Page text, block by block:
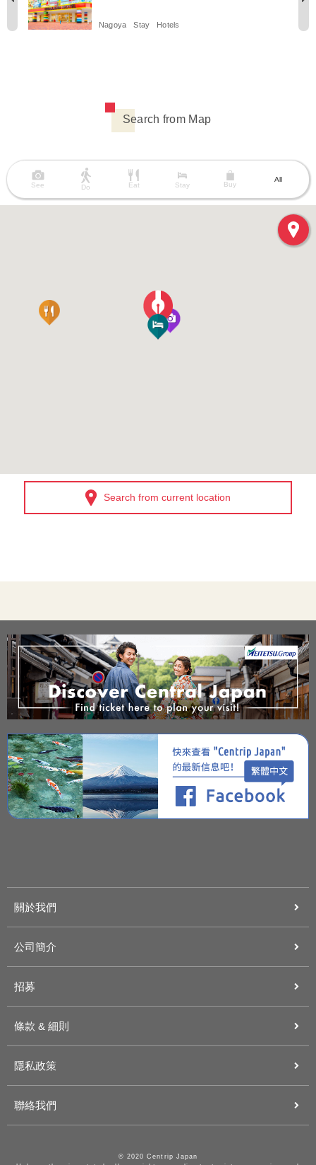
Nagoya Stay Hotels
Search from Map
See Do Eat Stay Buy
All
Search from current location
關於我們
公司簡介
招募
條款 & 細則
隱私政策
聯絡我們
© 2020 Centrip Japan